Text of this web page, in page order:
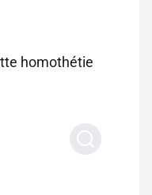
homothétie